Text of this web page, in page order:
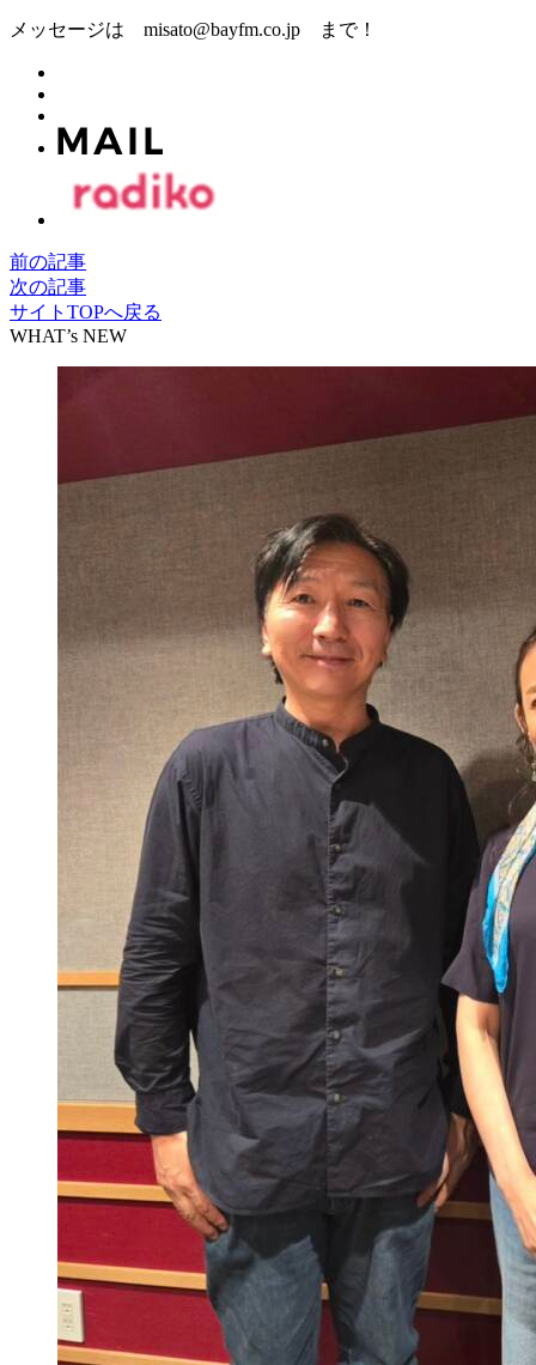
メッセージは misato@bayfm.co.jp まで！
前の記事
次の記事
サイトTOPへ戻る
WHAT’s NEW